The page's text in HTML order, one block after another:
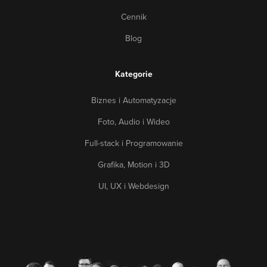
Cennik
Blog
Kategorie
Biznes i Automatyzacje
Foto, Audio i Wideo
Full-stack i Programowanie
Grafika, Motion i 3D
UI, UX i Webdesign